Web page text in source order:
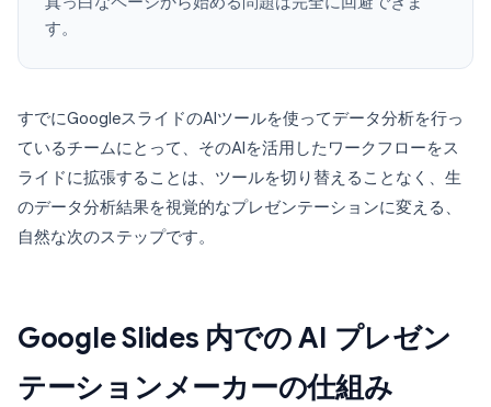
す。
すでにGoogleスライドのAIツールを使ってデータ分析を行っ
ているチームにとって、そのAIを活用したワークフローをス
ライドに拡張することは、ツールを切り替えることなく、生
のデータ分析結果を視覚的なプレゼンテーションに変える、
自然な次のステップです。
Google Slides 内での AI プレゼン
テーションメーカーの仕組み